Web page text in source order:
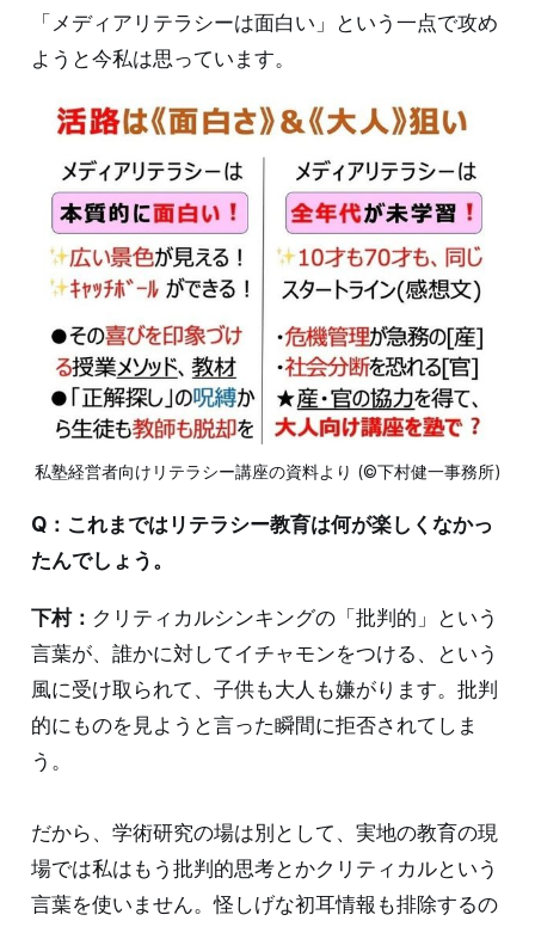
「メディアリテラシーは面白い」という一点で攻め
ようと今私は思っています。
私塾経営者向けリテラシー講座の資料より (©下村健一事務所)
Q：これまではリテラシー教育は何が楽しくなかっ
たんでしょう。
下村： クリティカルシンキングの「批判的」という
言葉が、誰かに対してイチャモンをつける、という
風に受け取られて、子供も大人も嫌がります。批判
的にものを見ようと言った瞬間に拒否されてしま
う。
だから、学術研究の場は別として、実地の教育の現
場では私はもう批判的思考とかクリティカルという
言葉を使いません。怪しげな初耳情報も排除するの